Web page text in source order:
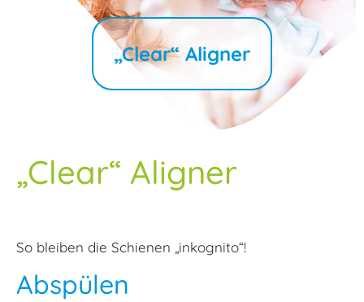
„Clear“ Aligner
„Clear“ Aligner
So bleiben die Schienen „inkognito“!
Abspülen